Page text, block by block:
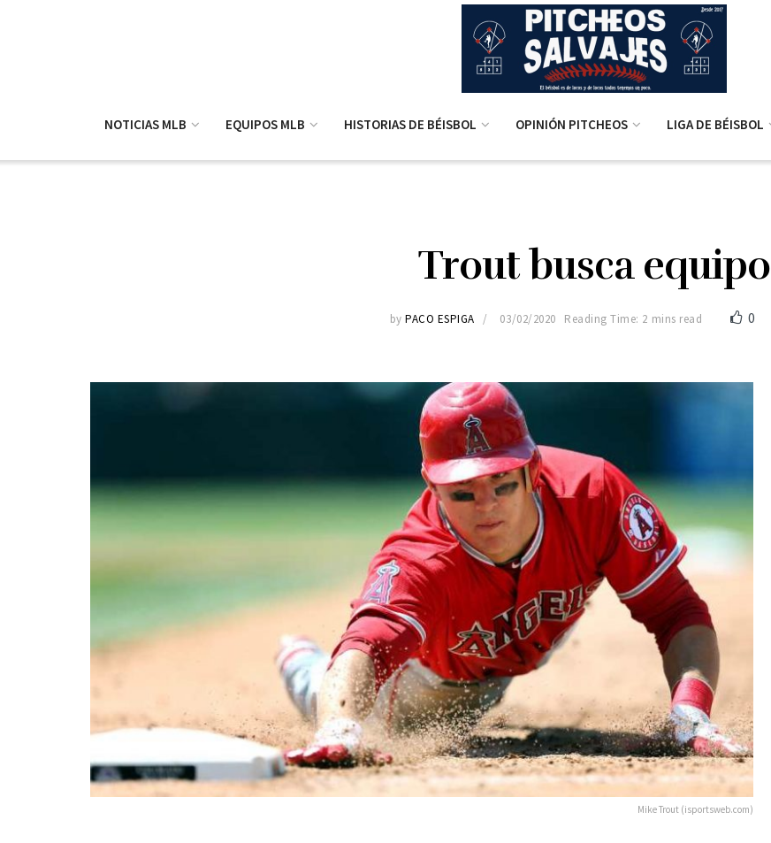
NOTICIAS MLB EQUIPOS MLB HISTORIAS DE BÉISBOL OPINIÓN PITCHEOS LIGA DE BÉISBOL
Trout busca equipo
by PACO ESPIGA 03/02/2020 Reading Time: 2 mins read 0
Mike Trout (isportsweb.com)